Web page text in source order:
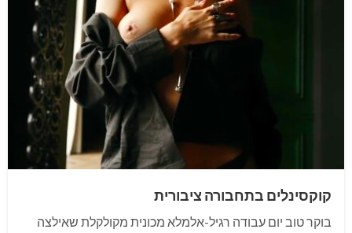
קוקסינלים בתחבורה ציבורית
בוקר טוב יום עבודה רגיל-אלמלא מכונית מקולקלת שאילצה